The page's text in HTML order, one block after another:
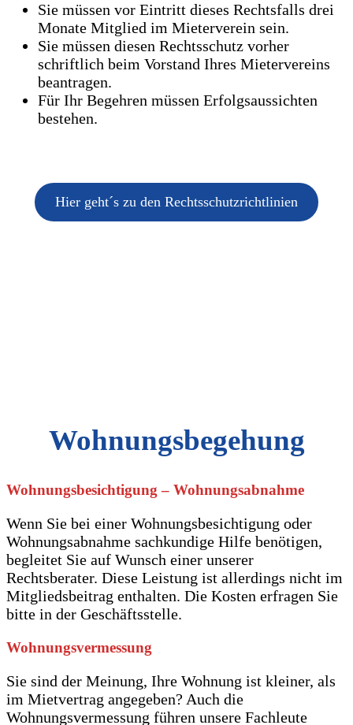
Sie müssen vor Eintritt dieses Rechtsfalls drei
Monate Mitglied im Mieterverein sein.
Sie müssen diesen Rechtsschutz vorher
schriftlich beim Vorstand Ihres Mietervereins
beantragen.
Für Ihr Begehren müssen Erfolgsaussichten
bestehen.
Hier geht´s zu den Rechtsschutzrichtlinien
Wohnungsbegehung
Wohnungsbesichtigung – Wohnungsabnahme
Wenn Sie bei einer Wohnungsbesichtigung oder
Wohnungsabnahme sachkundige Hilfe benötigen,
begleitet Sie auf Wunsch einer unserer
Rechtsberater. Diese Leistung ist allerdings nicht im
Mitgliedsbeitrag enthalten. Die Kosten erfragen Sie
bitte in der Geschäftsstelle.
Wohnungsvermessung
Sie sind der Meinung, Ihre Wohnung ist kleiner, als
im Mietvertrag angegeben? Auch die
Wohnungsvermessung führen unsere Fachleute